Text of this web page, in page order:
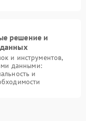
решение и
и инструментов,
данными:
и